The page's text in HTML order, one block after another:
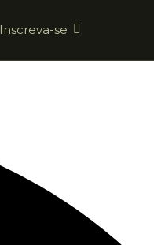
Inscreva-se